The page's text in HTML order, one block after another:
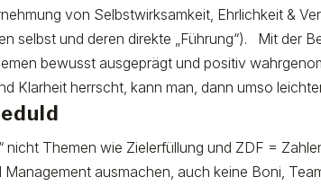
von Selbstwirksamkeit, Ehrlichkeit &
selbst und deren direkte „Führung“). Mit der
bewusst ausgeprägt und positiv
Klarheit herrscht, kann man, dann umso
nicht Themen wie Zielerfüllung und ZDF =
ausmachen, auch keine Boni,